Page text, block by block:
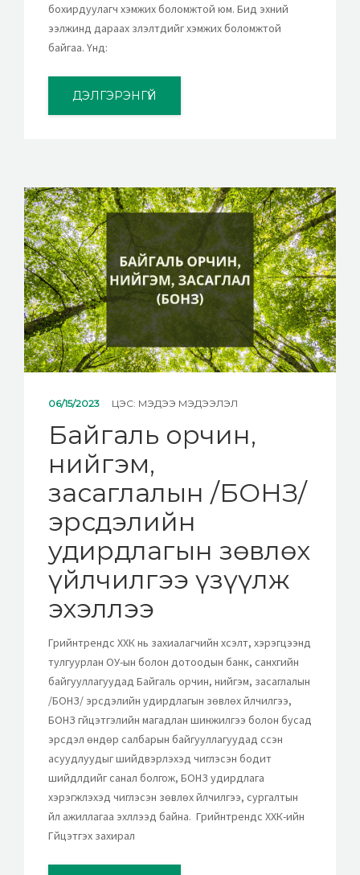
бохирдуулагч хэмжих боломжтой юм. Бид эхний
ээлжинд дараах үзүүлэлтүүдийг хэмжих боломжтой
байгаа. Үүнд:
ДЭЛГЭРЭНГҮЙ
06/15/2023 ЦЭС: МЭДЭЭ МЭДЭЭЛЭЛ
Байгаль орчин,
нийгэм,
засаглалын /БОНЗ/
эрсдэлийн
удирдлагын зөвлөх
үйлчилгээ үзүүлж
эхэллээ
Грийнтрендс ХХК нь захиалагчийн хүсэлт, хэрэгцээнд
тулгуурлан ОУ-ын болон дотоодын банк, санхүүгийн
байгууллагуудад Байгаль орчин, нийгэм, засаглалын
/БОНЗ/ эрсдэлийн удирдлагын зөвлөх үйлчилгээ,
БОНЗ гүйцэтгэлийн магадлан шинжилгээ болон бусад
эрсдэл өндөр салбарын байгууллагуудад үүссэн
асуудлуудыг шийдвэрлэхэд чиглэсэн бодит
шийдлүүдийг санал болгож, БОНЗ удирдлага
хэрэгжүүлэхэд чиглэсэн зөвлөх үйлчилгээ, сургалтын
үйл ажиллагаа эхлүүлээд байна. Грийнтрендс ХХК-ийн
Гүйцэтгэх захирал